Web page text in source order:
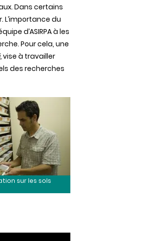
Dans certains
L’importance du
d’ASIRPA à les
Pour cela, une
vise à travailler
des recherches
sur les sols